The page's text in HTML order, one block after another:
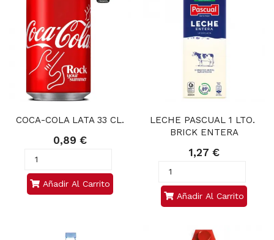
COCA-COLA LATA 33 CL.
0,89 €
Añadir Al Carrito
LECHE PASCUAL 1 LTO.
BRICK ENTERA
1,27 €
Añadir Al Carrito